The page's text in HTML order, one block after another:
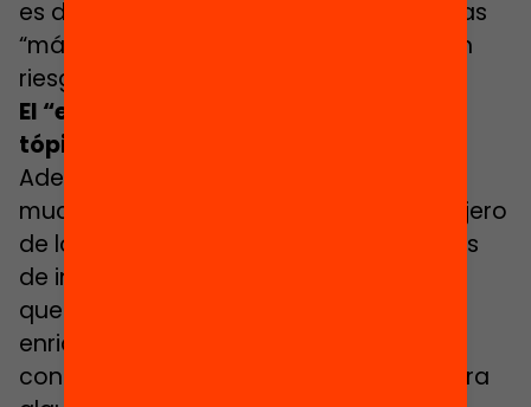
es donde se concentran los niños y niñas
“más vulnerables” de Cataluña y con un
riesgo de exclusión social muy elevado.
El “efecto compañero”, rompiendo
tópicos sobre los migrantes
Además, algunas escuelas acogen a
muchos más alumnos de origen extranjero
de lo que les tocaría por los porcentajes
de inmigración que hay en su barrio. Lo
que para muchas escuelas es un
enriquecimiento cultural y de
conocimiento de un mundo diverso, para